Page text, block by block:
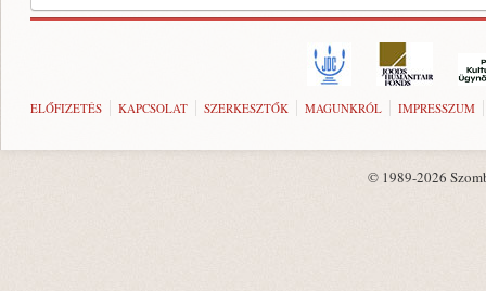
ELŐFIZETÉS KAPCSOLAT SZERKESZTŐK MAGUNKRÓL IMPRESSZUM
© 1989-2026